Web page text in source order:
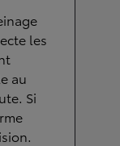
les
au
Si